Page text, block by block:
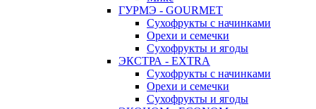
ГУРМЭ - GOURMET
Сухофрукты с начинками
Орехи и семечки
Сухофрукты и ягоды
ЭКСТРА - EXTRA
Сухофрукты с начинками
Орехи и семечки
Сухофрукты и ягоды